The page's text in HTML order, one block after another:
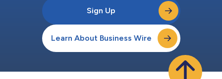
Sign Up
Learn About Business Wire